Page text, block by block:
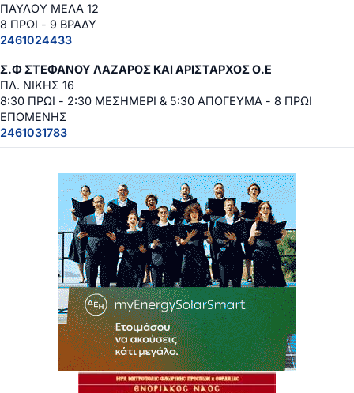
ΠΑΥΛΟΥ ΜΕΛΑ 12
8 ΠΡΩΙ - 9 ΒΡΑΔΥ
2461024433
Σ.Φ ΣΤΕΦΑΝΟΥ ΛΑΖΑΡΟΣ ΚΑΙ ΑΡΙΣΤΑΡΧΟΣ Ο.Ε
ΠΛ. ΝΙΚΗΣ 16
8:30 ΠΡΩΙ - 2:30 ΜΕΣΗΜΕΡΙ & 5:30 ΑΠΟΓΕΥΜΑ - 8 ΠΡΩΙ
ΕΠΟΜΕΝΗΣ
2461031783